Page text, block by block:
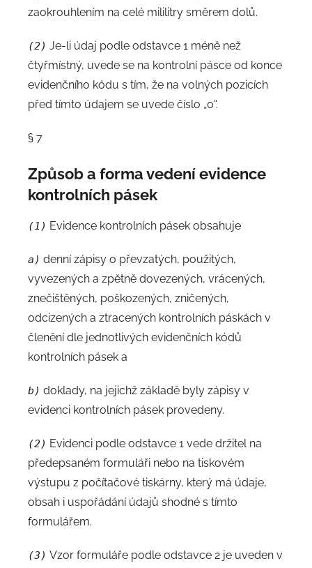
zaokrouhlením na celé mililitry směrem dolů.
(2) Je-li údaj podle odstavce 1 méně než
čtyřmístný, uvede se na kontrolní pásce od konce
evidenčního kódu s tím, že na volných pozicích
před tímto údajem se uvede číslo „0“.
§ 7
Způsob a forma vedení evidence
kontrolních pásek
(1) Evidence kontrolních pásek obsahuje
a) denní zápisy o převzatých, použitých,
vyvezených a zpětně dovezených, vrácených,
znečištěných, poškozených, zničených,
odcizených a ztracených kontrolních páskách v
členění dle jednotlivých evidenčních kódů
kontrolních pásek a
b) doklady, na jejichž základě byly zápisy v
evidenci kontrolních pásek provedeny.
(2) Evidenci podle odstavce 1 vede držitel na
předepsaném formuláři nebo na tiskovém
výstupu z počítačové tiskárny, který má údaje,
obsah i uspořádání údajů shodné s tímto
formulářem.
(3) Vzor formuláře podle odstavce 2 je uveden v